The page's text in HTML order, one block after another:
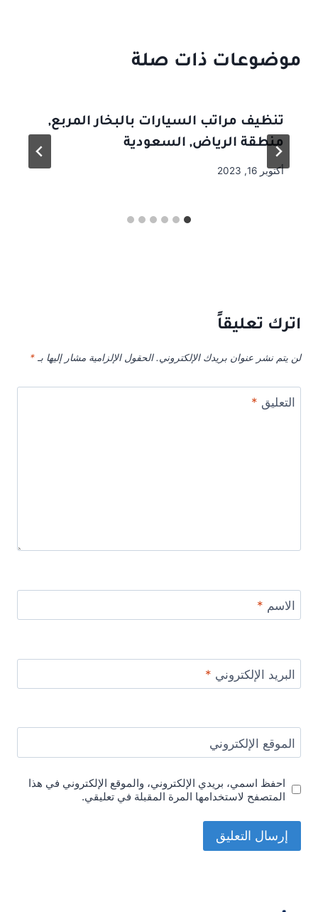
موضوعات ذات صلة
تنظيف مراتب السيارات بالبخار المربع,
منطقة الرياض, السعودية
أكتوبر 16, 2023
اترك تعليقاً
لن يتم نشر عنوان بريدك الإلكتروني. الحقول الإلزامية مشار إليها بـ *
التعليق *
الاسم *
البريد الإلكتروني *
الموقع الإلكتروني
احفظ اسمي، بريدي الإلكتروني، والموقع الإلكتروني في هذا
المتصفح لاستخدامها المرة المقبلة في تعليقي.